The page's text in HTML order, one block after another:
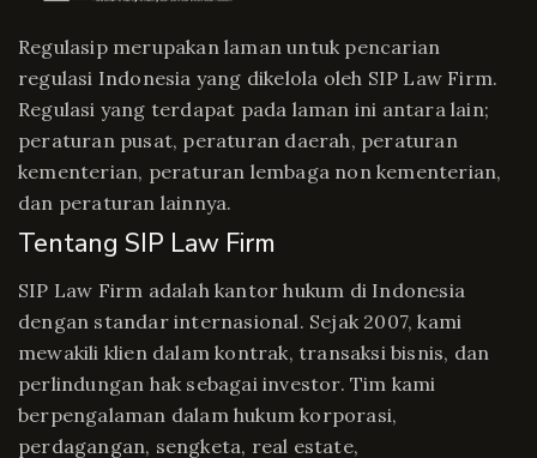
Regulasip merupakan laman untuk pencarian
regulasi Indonesia yang dikelola oleh SIP Law Firm.
Regulasi yang terdapat pada laman ini antara lain;
peraturan pusat, peraturan daerah, peraturan
kementerian, peraturan lembaga non kementerian,
dan peraturan lainnya.
Tentang SIP Law Firm
SIP Law Firm adalah kantor hukum di Indonesia
dengan standar internasional. Sejak 2007, kami
mewakili klien dalam kontrak, transaksi bisnis, dan
perlindungan hak sebagai investor. Tim kami
berpengalaman dalam hukum korporasi,
perdagangan, sengketa, real estate,